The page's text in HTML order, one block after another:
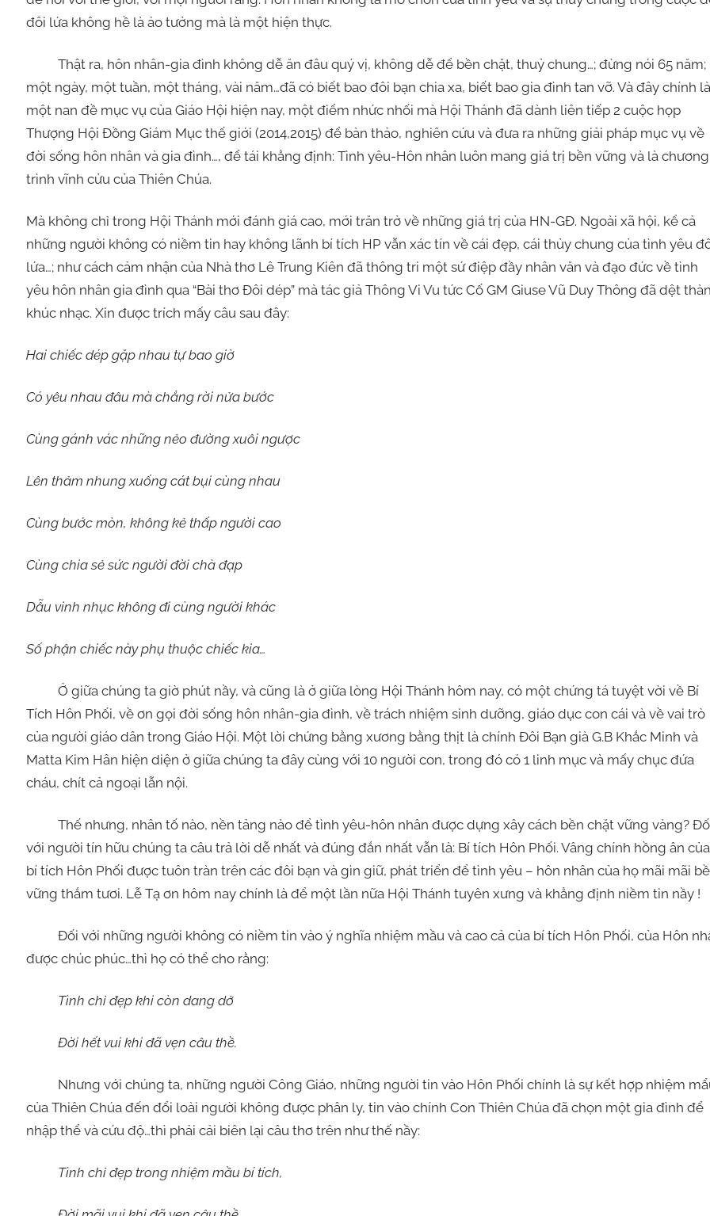
đôi lứa không hề là ảo tưởng mà là một hiện thực.
Thật ra, hôn nhân-gia đình không dễ ăn đâu quý vị, không dễ để bền chặt, thuỷ chung…; đừng nói 65 năm;
một ngày, một tuần, một tháng, vài năm…đã có biết bao đôi bạn chia xa, biết bao gia đình tan vỡ. Và đây chính là
một nan đề mục vụ của Giáo Hội hiện nay, một điểm nhức nhối mà Hội Thánh đã dành liên tiếp 2 cuộc họp
Thượng Hội Đồng Giám Mục thế giới (2014,2015) để bàn thảo, nghiên cứu và đưa ra những giải pháp mục vụ về
đời sống hôn nhân và gia đình…, để tái khẳng định: Tình yêu-Hôn nhân luôn mang giá trị bền vững và là chương
trình vĩnh cửu của Thiên Chúa.
Mà không chỉ trong Hội Thánh mới đánh giá cao, mới trăn trở về những giá trị của HN-GĐ. Ngoài xã hội, kể cả
những người không có niềm tin hay không lãnh bí tích HP vẫn xác tín về cái đẹp, cái thủy chung của tình yêu
lứa…; như cách cảm nhận của Nhà thơ Lê Trung Kiên đã thông tri một sứ điệp đầy nhân văn và đạo đức về tình
yêu hôn nhân gia đình qua “Bài thơ Đôi dép” mà tác giả Thông Vi Vu tức Cố GM Giuse Vũ Duy Thông đã dệt
khúc nhạc. Xin được trích mấy câu sau đây:
Hai chiếc dép gặp nhau tự bao giờ
Có yêu nhau đâu mà chẳng rời nửa bước
Cùng gánh vác những nẻo đường xuôi ngược
Lên thảm nhung xuống cát bụi cùng nhau
Cùng bước mòn, không kẻ thấp người cao
Cùng chia sẻ sức người đời chà đạp
Dẫu vinh nhục không đi cùng người khác
Số phận chiếc này phụ thuộc chiếc kia…
Ở giữa chúng ta giờ phút nầy, và cũng là ở giữa lòng Hội Thánh hôm nay, có một chứng tá tuyệt vời về Bí
Tích Hôn Phối, về ơn gọi đời sống hôn nhân-gia đình, về trách nhiệm sinh dưỡng, giáo dục con cái và về vai trò
của người giáo dân trong Giáo Hội. Một lời chứng bằng xương bằng thịt là chính Đôi Bạn già G.B Khắc Minh và
Matta Kim Hân hiện diện ở giữa chúng ta đây cùng với 10 người con, trong đó có 1 linh mục và mấy chục đứa
cháu, chít cả ngoại lẫn nội.
Thế nhưng, nhân tố nào, nền tảng nào để tình yêu-hôn nhân được dựng xây cách bền chặt vững vàng?
với người tín hữu chúng ta câu trả lời dễ nhất và đúng đắn nhất vẫn là: Bí tích Hôn Phối. Vâng chính hồng ân của
bí tích Hôn Phối được tuôn tràn trên các đôi bạn và gìn giữ, phát triển để tình yêu – hôn nhân của họ mãi mãi
vững thắm tươi. Lễ Tạ ơn hôm nay chính là để một lần nữa Hội Thánh tuyên xưng và khẳng định niềm tin nầy !
Đối với những người không có niềm tin vào ý nghĩa nhiệm mầu và cao cả của bí tích Hôn Phối, của Hôn
được chúc phúc…thì họ có thể cho rằng:
Tình chỉ đẹp khi còn dang dở
Đời hết vui khi đã vẹn câu thề.
Nhưng với chúng ta, những người Công Giáo, những người tin vào Hôn Phối chính là sự kết hợp nhiệm
của Thiên Chúa đến đổi loài người không được phân ly, tin vào chính Con Thiên Chúa đã chọn một gia đình để
nhập thể và cứu độ…thì phải cải biên lại câu thơ trên như thế nầy:
Tình chỉ đẹp trong nhiệm mầu bí tích,